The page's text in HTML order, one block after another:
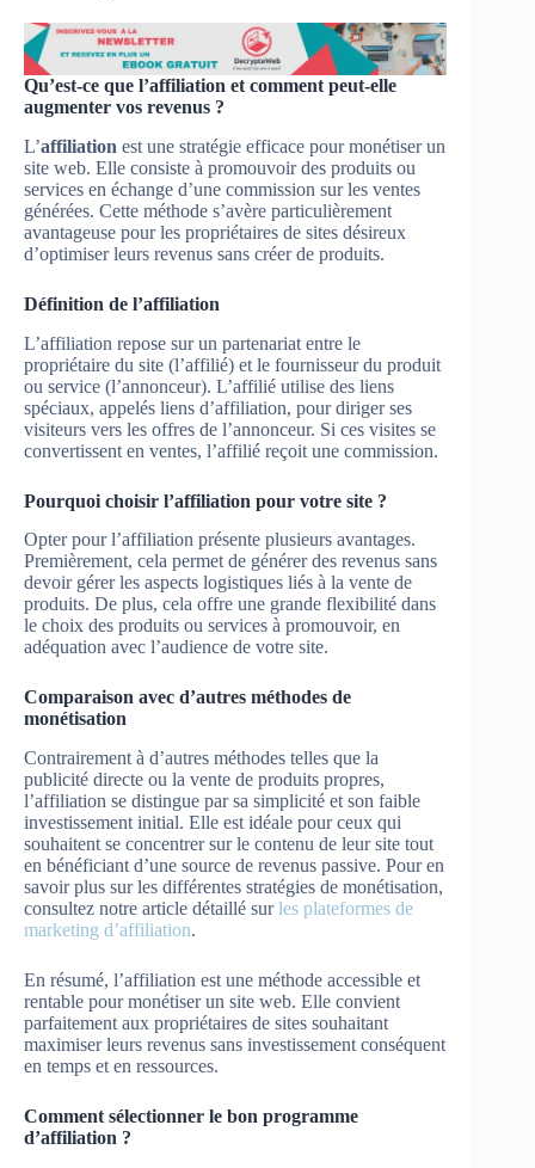
Qu’est-ce que l’affiliation et comment peut-elle
augmenter vos revenus ?
L’affiliation est une stratégie efficace pour monétiser un
site web. Elle consiste à promouvoir des produits ou
services en échange d’une commission sur les ventes
générées. Cette méthode s’avère particulièrement
avantageuse pour les propriétaires de sites désireux
d’optimiser leurs revenus sans créer de produits.
Définition de l’affiliation
L’affiliation repose sur un partenariat entre le
propriétaire du site (l’affilié) et le fournisseur du produit
ou service (l’annonceur). L’affilié utilise des liens
spéciaux, appelés liens d’affiliation, pour diriger ses
visiteurs vers les offres de l’annonceur. Si ces visites se
convertissent en ventes, l’affilié reçoit une commission.
Pourquoi choisir l’affiliation pour votre site ?
Opter pour l’affiliation présente plusieurs avantages.
Premièrement, cela permet de générer des revenus sans
devoir gérer les aspects logistiques liés à la vente de
produits. De plus, cela offre une grande flexibilité dans
le choix des produits ou services à promouvoir, en
adéquation avec l’audience de votre site.
Comparaison avec d’autres méthodes de
monétisation
Contrairement à d’autres méthodes telles que la
publicité directe ou la vente de produits propres,
l’affiliation se distingue par sa simplicité et son faible
investissement initial. Elle est idéale pour ceux qui
souhaitent se concentrer sur le contenu de leur site tout
en bénéficiant d’une source de revenus passive. Pour en
savoir plus sur les différentes stratégies de monétisation,
consultez notre article détaillé surles plateformes de
marketing d’affiliation.
En résumé, l’affiliation est une méthode accessible et
rentable pour monétiser un site web. Elle convient
parfaitement aux propriétaires de sites souhaitant
maximiser leurs revenus sans investissement conséquent
en temps et en ressources.
Comment sélectionner le bon programme
d’affiliation ?